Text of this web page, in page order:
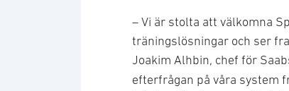
– Vi är stolta att välkomna
träningslösningar och ser
Joakim Alhbin, chef för
efterfrågan på våra system